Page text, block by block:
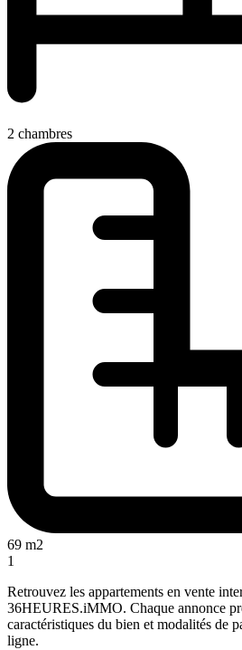
2 chambres
69 m2
1
Retrouvez les appartements en vente
36HEURES.iMMO. Chaque annonce
caractéristiques du bien et modalités de
ligne.